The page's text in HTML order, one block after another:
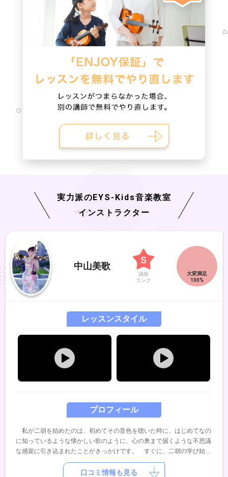
実力派の EYS-Kids音楽教室
インストラクター
中山美歌
講師
ランク
プロフィール
私が二胡を始めたのは、初めてその音色を聴いた時に、はじめてなの
に知っているような懐かしい歌のように、心の奥まで届くような不思議
な感覚に引き込まれたことがきっかけです。 すぐに、二胡の学び始
め、今までに、陳少林先生、ウェイウェイウー先生、周ヨウコン先生、
ジャーパンファン先生、張連生先生とたくさんの先生から幅広く二胡の
レッスンスタイル
口コミ情報も見る